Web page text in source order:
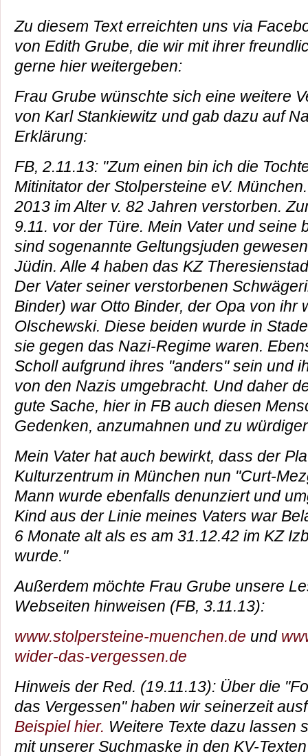
Zu diesem Text erreichten uns via
von Edith Grube, die wir mit ihrer
gerne hier weitergeben:
Frau Grube wünschte sich eine weitere
von Karl Stankiewitz und gab dazu auf
Erklärung:
FB, 2.11.13: "Zum einen bin ich die
Mitinitator der Stolpersteine eV.
2013 im Alter v. 82 Jahren verstorben.
9.11. vor der Türe. Mein Vater und seine
sind sogenannte Geltungsjuden
Jüdin. Alle 4 haben das KZ
Der Vater seiner verstorbenen
Binder) war Otto Binder, der Opa von ihr
Olschewski. Diese beiden wurde in
sie gegen das Nazi-Regime waren.
Scholl aufgrund ihres "anders" sein und
von den Nazis umgebracht. Und daher
gute Sache, hier in FB auch diesen
Gedenken, anzumahnen und zu
Mein Vater hat auch bewirkt, dass der
Kulturzentrum in München nun "Curt-
Mann wurde ebenfalls denunziert und
Kind aus der Linie meines Vaters war
6 Monate alt als es am 31.12.42 im KZ
wurde."
Außerdem möchte Frau Grube unsere
Webseiten hinweisen (FB, 3.11.13):
www.stolpersteine-muenchen.de und
wider-das-vergessen.de
Hinweis der Red. (19.11.13): Über die
das Vergessen" haben wir seinerzeit
Beispiel hier. Weitere Texte dazu lassen
mit unserer Suchmaske in den KV-